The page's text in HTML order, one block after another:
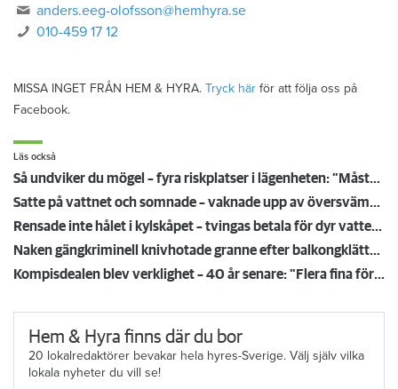
anders.eeg-olofsson@hemhyra.se
010-459 17 12
MISSA INGET FRÅN HEM & HYRA. Tryck här för att följa oss på
Facebook.
Läs också
Så undviker du mögel – fyra riskplatser i lägenheten: ”Måste städa bort”
Satte på vattnet och somnade – vaknade upp av översvämning hos grannen
Rensade inte hålet i kylskåpet – tvingas betala för dyr vattenskada
Naken gängkriminell knivhotade granne efter balkongklättring
Kompisdealen blev verklighet – 40 år senare: "Flera fina fördelar med att dela bostad"
Hem & Hyra finns där du bor
20 lokalredaktörer bevakar hela hyres-Sverige. Välj själv vilka
lokala nyheter du vill se!